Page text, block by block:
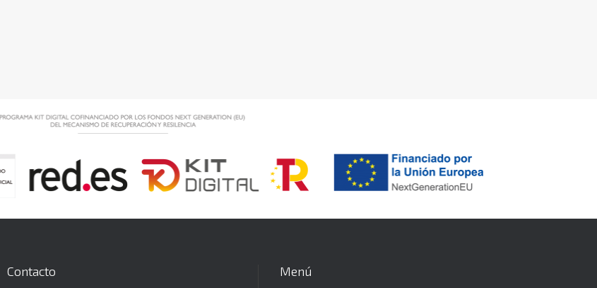
Contacto Menú